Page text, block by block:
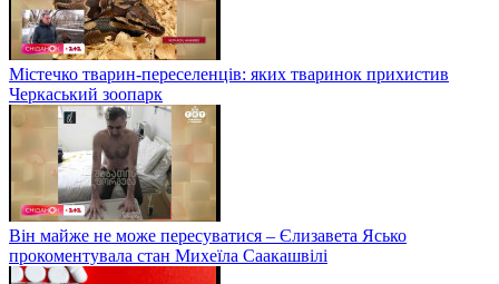
Містечко тварин-переселенців: яких тваринок прихистив
Черкаський зоопарк
Він майже не може пересуватися – Єлизавета Ясько
прокоментувала стан Михеїла Саакашвілі